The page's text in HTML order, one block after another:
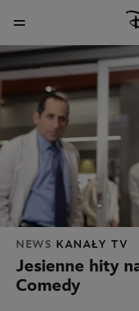
NEWS KANAŁY TV
Jesienne hity
Comedy